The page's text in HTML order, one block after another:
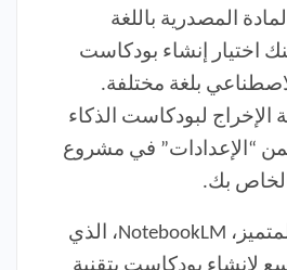
المصدرية باللغة
اختيار إنشاء بودكاست
بلغة مختلفة.
الإخراج لبودكاست الذكاء
“الإعدادات” في مشروع
يدعم منتج Google المتميز، NotebookLM، الذي